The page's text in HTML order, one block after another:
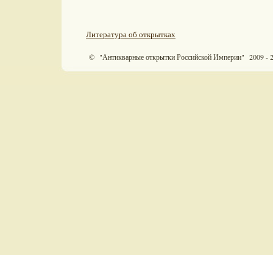
Литература об открытках
© "Антикварные открытки Российской Империи" 2009 -